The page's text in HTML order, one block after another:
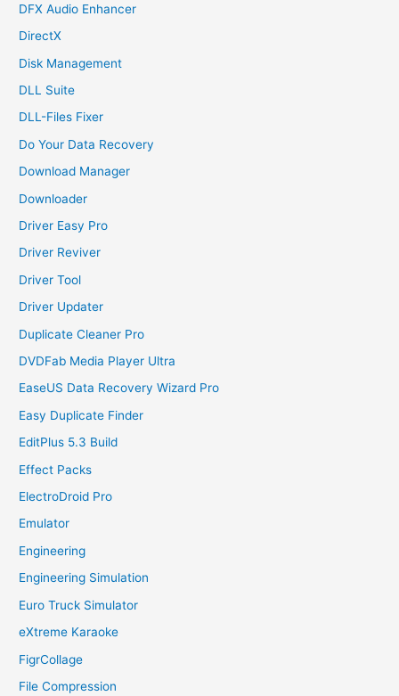
DFX Audio Enhancer
DirectX
Disk Management
DLL Suite
DLL-Files Fixer
Do Your Data Recovery
Download Manager
Downloader
Driver Easy Pro
Driver Reviver
Driver Tool
Driver Updater
Duplicate Cleaner Pro
DVDFab Media Player Ultra
EaseUS Data Recovery Wizard Pro
Easy Duplicate Finder
EditPlus 5.3 Build
Effect Packs
ElectroDroid Pro
Emulator
Engineering
Engineering Simulation
Euro Truck Simulator
eXtreme Karaoke
FigrCollage
File Compression